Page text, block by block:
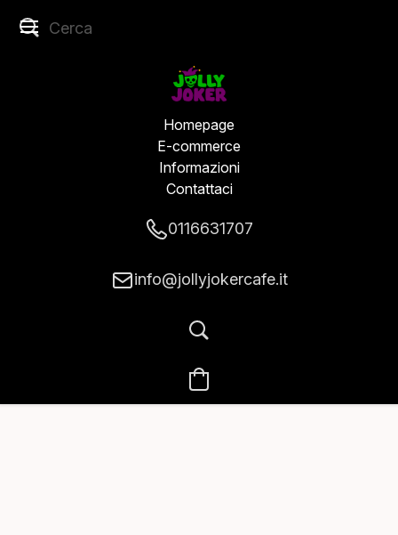
Homepage
E-commerce
Informazioni
Contattaci
0116631707
info@jollyjokercafe.it